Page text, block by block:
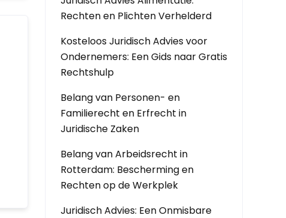
Rechten en Plichten Verhelderd
Kosteloos Juridisch Advies voor
Ondernemers: Een Gids naar Gratis
Rechtshulp
Belang van Personen- en
Familierecht en Erfrecht in
Juridische Zaken
Belang van Arbeidsrecht in
Rotterdam: Bescherming en
Rechten op de Werkplek
Juridisch Advies: Een Onmisbare